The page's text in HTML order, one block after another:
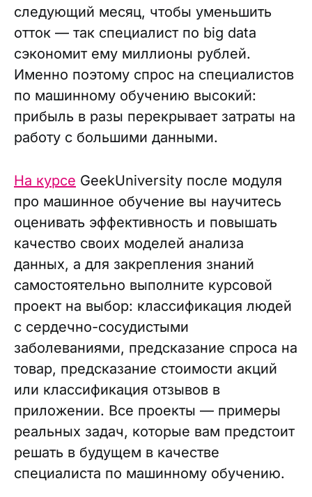
следующий месяц, чтобы уменьшить
отток — так специалист по big data
сэкономит ему миллионы рублей.
Именно поэтому спрос на специалистов
по машинному обучению высокий:
прибыль в разы перекрывает затраты на
работу с большими данными.
На курсе GeekUniversity после модуля
про машинное обучение вы научитесь
оценивать эффективность и повышать
качество своих моделей анализа
данных, а для закрепления знаний
самостоятельно выполните курсовой
проект на выбор: классификация людей
с сердечно-сосудистыми
заболеваниями, предсказание спроса на
товар, предсказание стоимости акций
или классификация отзывов в
приложении. Все проекты — примеры
реальных задач, которые вам предстоит
решать в будущем в качестве
специалиста по машинному обучению.